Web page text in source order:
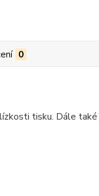
0
tisku. Dále